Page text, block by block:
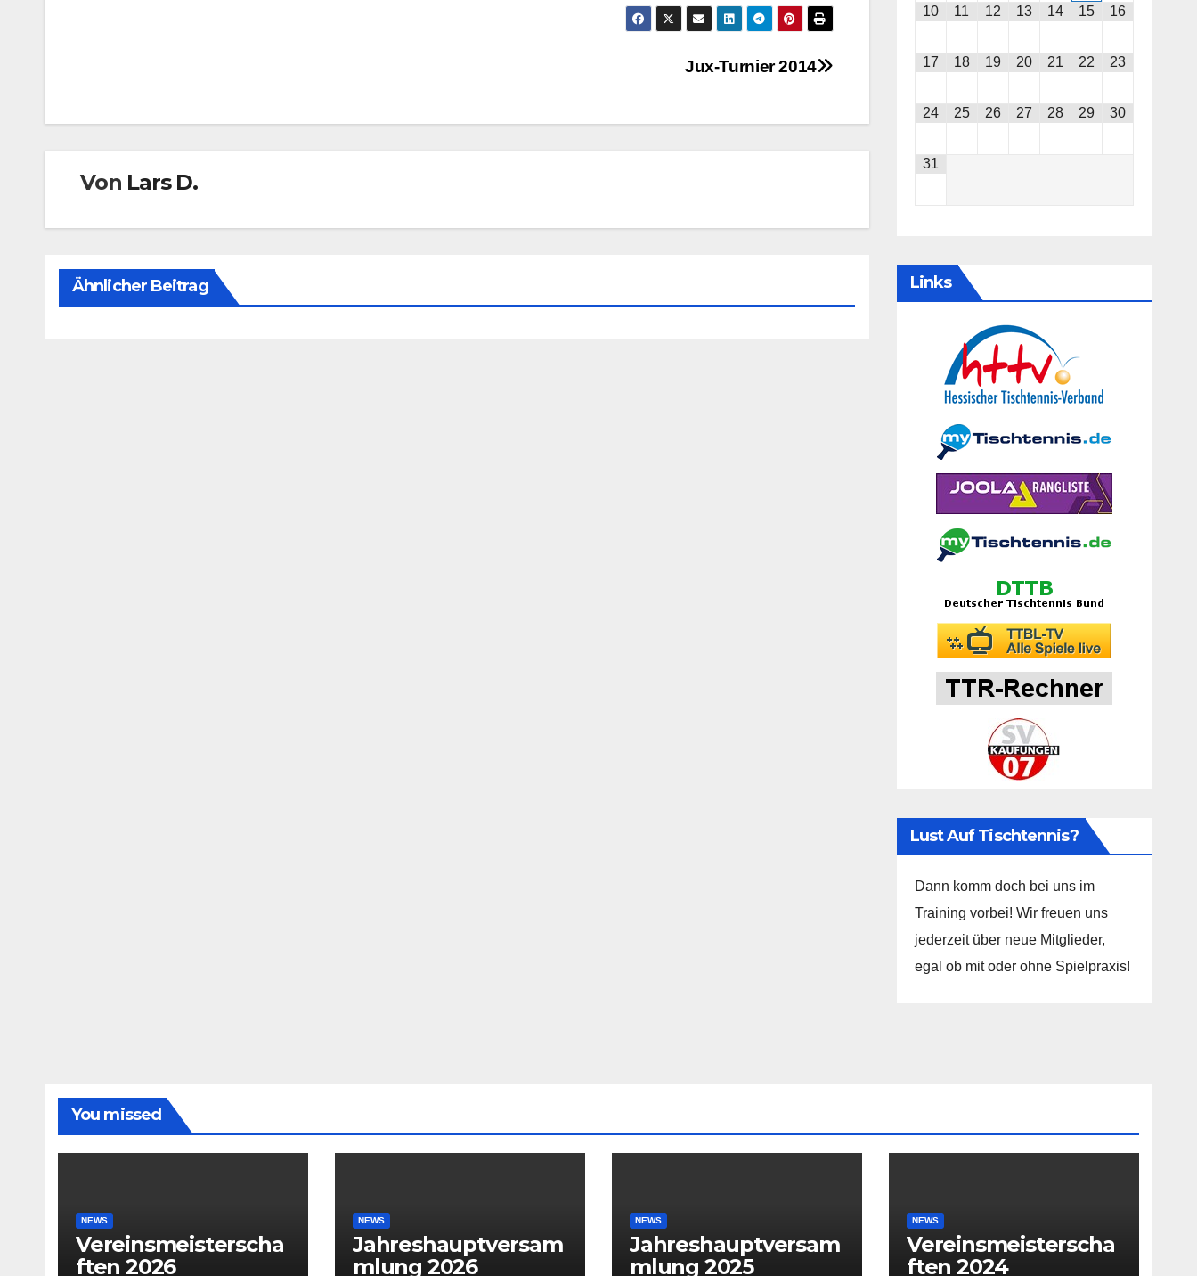
Jux-Turnier 2014
Von Lars D.
Ähnlicher Beitrag
10 11 12 13 14 15 16
17 18 19 20 21 22 23
24 25 26 27 28 29 30
31
Links
Lust Auf Tischtennis?
Dann komm doch bei uns im
Training vorbei! Wir freuen uns
jederzeit über neue Mitglieder,
egal ob mit oder ohne Spielpraxis!
You missed
NEWS
Vereinsmeisterscha
ften 2026
NEWS
Jahreshauptversam
mlung 2026
NEWS
Jahreshauptversam
mlung 2025
NEWS
Vereinsmeisterscha
ften 2024